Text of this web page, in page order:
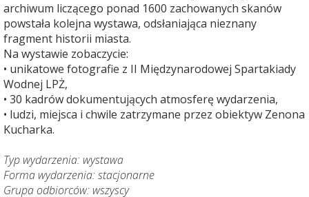
archiwum liczącego ponad 1600 zachowanych skanów
powstała kolejna wystawa, odsłaniająca nieznany
fragment historii miasta.
Na wystawie zobaczycie:
• unikatowe fotografie z II Międzynarodowej Spartakiady
Wodnej LPŻ,
• 30 kadrów dokumentujących atmosferę wydarzenia,
• ludzi, miejsca i chwile zatrzymane przez obiektyw Zenona
Kucharka.
Typ wydarzenia: wystawa
Forma wydarzenia: stacjonarne
Grupa odbiorców: wszyscy